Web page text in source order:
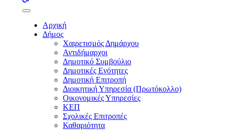
buttons
Αρχική
Δήμος
Χαιρετισμός Δημάρχου
Αντιδήμαρχοι
Δημοτικό Συμβούλιο
Δημοτικές Ενότητες
Δημοτική Επιτροπή
Διοικητική Υπηρεσία (Πρωτόκολλο)
Οικονομικές Υπηρεσίες
ΚΕΠ
Σχολικές Επιτροπές
Καθαριότητα